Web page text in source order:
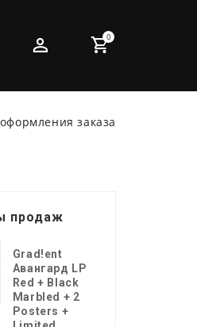
0
заказа
продаж
Grad!ent
Авангард LP
Red + Black
Marbled + 2
Posters +